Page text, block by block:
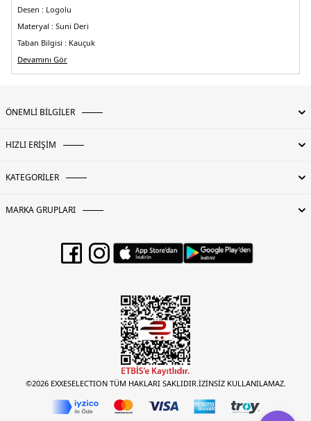
Desen : Logolu
Materyal : Suni Deri
Taban Bilgisi : Kauçuk
Taban Kalınlığı :
Üretim Yeri :Endonezya
Devamını Gör
ÖNEMLİ BİLGİLER
HIZLI ERİŞİM
KATEGORİLER
MARKA GRUPLARI
©2026 EXXESELECTION TÜM HAKLARI SAKLIDIR.İZİNSİZ KULLANILAMAZ.